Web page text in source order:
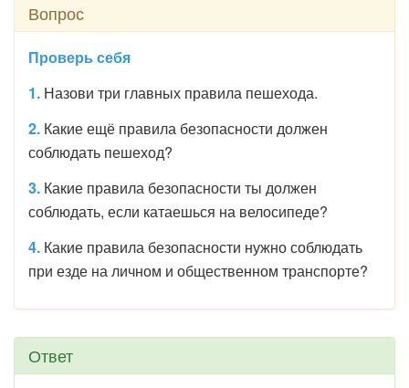
Вопрос
Проверь себя
1. Назови три главных правила пешехода.
2. Какие ещё правила безопасности должен
соблюдать пешеход?
3. Какие правила безопасности ты должен
соблюдать, если катаешься на велосипеде?
4. Какие правила безопасности нужно соблюдать
при езде на личном и общественном транспорте?
Ответ